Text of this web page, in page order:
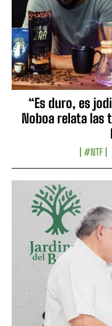
“Es duro, es
Noboa relata las
#NTF